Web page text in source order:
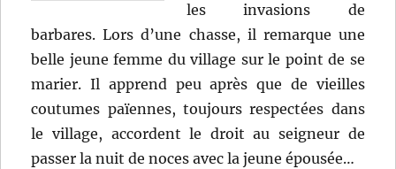
les invasions de
barbares. Lors d’une chasse, il remarque une
belle jeune femme du village sur le point de se
marier. Il apprend peu après que de vieilles
coutumes païennes, toujours respectées dans
le village, accordent le droit au seigneur de
passer la nuit de noces avec la jeune épousée…